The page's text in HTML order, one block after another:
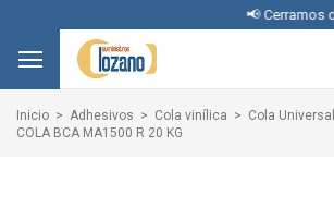
📢 Cerramos del17
Inicio Adhesivos Cola vinílica
Cola
COLA BCA MA1500 R 20 KG